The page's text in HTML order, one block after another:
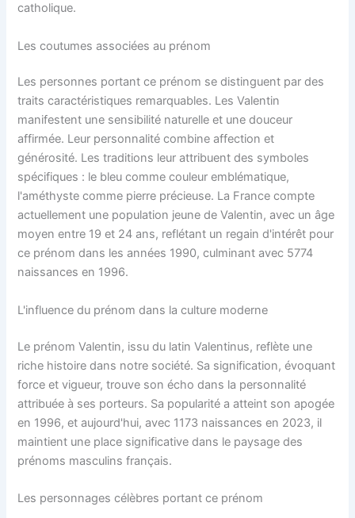
catholique.
Les coutumes associées au prénom
Les personnes portant ce prénom se distinguent par des
traits caractéristiques remarquables. Les Valentin
manifestent une sensibilité naturelle et une douceur
affirmée. Leur personnalité combine affection et
générosité. Les traditions leur attribuent des symboles
spécifiques : le bleu comme couleur emblématique,
l'améthyste comme pierre précieuse. La France compte
actuellement une population jeune de Valentin, avec un âge
moyen entre 19 et 24 ans, reflétant un regain d'intérêt pour
ce prénom dans les années 1990, culminant avec 5774
naissances en 1996.
L'influence du prénom dans la culture moderne
Le prénom Valentin, issu du latin Valentinus, reflète une
riche histoire dans notre société. Sa signification, évoquant
force et vigueur, trouve son écho dans la personnalité
attribuée à ses porteurs. Sa popularité a atteint son apogée
en 1996, et aujourd'hui, avec 1173 naissances en 2023, il
maintient une place significative dans le paysage des
prénoms masculins français.
Les personnages célèbres portant ce prénom